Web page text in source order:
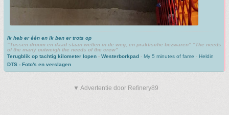
Ik heb er één en ik ben er trots op
"Tussen droom en daad staan wetten in de weg, en praktische bezwaren" "The needs
of the many outweigh the needs of the crew"
Terugblik op tachtig kilometer lopen - Westerborkpad - My 5 minutes of fame - Heldin
DTS - Foto's en verslagen
▼ Advertentie door Refinery89